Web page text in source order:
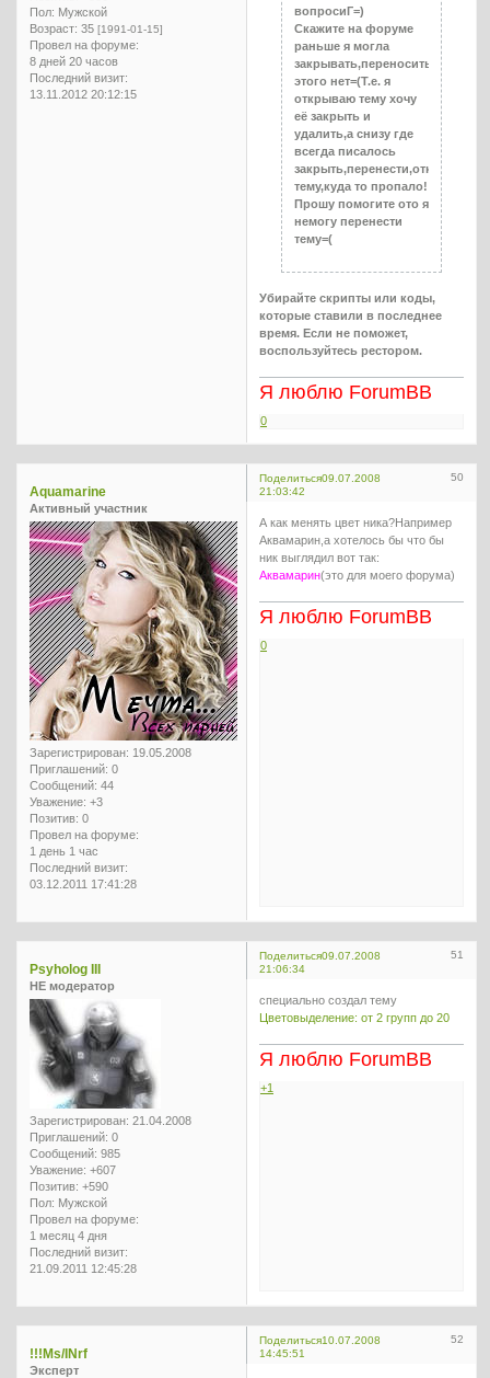
Пол: Мужской
Возраст: 35 [1991-01-15]
Провел на форуме:
8 дней 20 часов
Последний визит:
13.11.2012 20:12:15
вопросиГ=)
Скажите на форуме
раньше я могла
этого нет=(Т.е. я
открываю тему хочу
её закрыть и
удалить,а снизу где
всегда писалось
тему,куда то пропало!
Прошу помогите ото я
немогу перенести
тему=(
Убирайте скрипты или коды,
которые ставили в последнее
время. Если не поможет,
воспользуйтесь рестором.
Я люблю ForumBB
0
Поделиться 50
09.07.2008
21:03:42
Aquamarine
Активный участник
Зарегистрирован: 19.05.2008
Приглашений: 0
Сообщений: 44
Уважение: +3
Позитив: 0
Провел на форуме:
1 день 1 час
Последний визит:
03.12.2011 17:41:28
А как менять цвет ника?Например
Аквамарин,а хотелось бы что бы
ник выглядил вот так:
Аквамарин(это для моего форума)
Я люблю ForumBB
0
Поделиться 51
09.07.2008
21:06:34
Psyholog III
НЕ модератор
Зарегистрирован: 21.04.2008
Приглашений: 0
Сообщений: 985
Уважение: +607
Позитив: +590
Пол: Мужской
Провел на форуме:
1 месяц 4 дня
Последний визит:
21.09.2011 12:45:28
специально создал тему
Цветовыделение: от 2 групп до 20
Я люблю ForumBB
+1
Поделиться 52
10.07.2008
14:45:51
!!!Ms/INrf
Эксперт